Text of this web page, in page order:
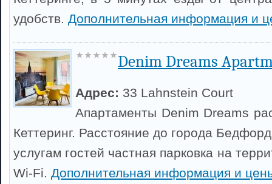
удобств. Дополнительная информация и
Denim Dreams
Адрес: 33 Lahnstein Court
Апартаменты Denim Dreams
Кеттеринг. Расстояние до города
услугам гостей частная парковка на
Wi-Fi. Дополнительная информация и